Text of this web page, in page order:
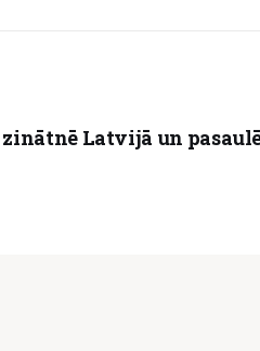
Latvijā un